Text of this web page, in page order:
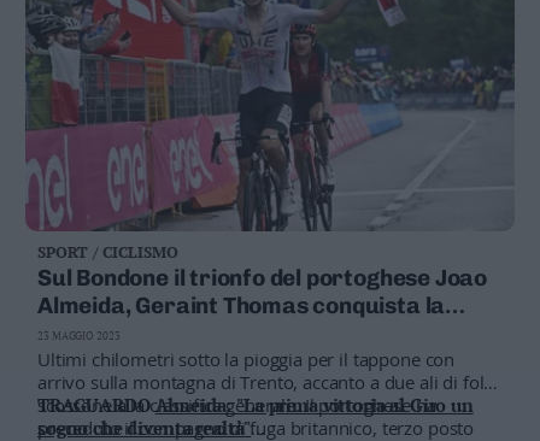
Casa
Radio
Dolomiti
Social media
SPORT / CICLISMO
Sul Bondone il trionfo del portoghese Joao
Almeida, Geraint Thomas conquista la
maglia rosa
Ultimi chilometri sotto la pioggia per il tappone con
arrivo sulla montagna di Trento, accanto a due ali di folla:
scossone alla classifica generale. Il portoghese ha
preceduto il compagno di fuga britannico, terzo posto
TRAGUARDOAlmeida: "La prima vittoria al Giro un
sogno che diventa realtà"
23 MAGGIO 2023